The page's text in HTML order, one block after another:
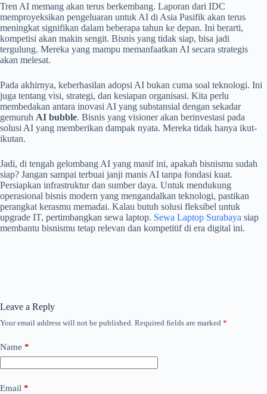
Tren AI memang akan terus berkembang. Laporan dari IDC
memproyeksikan pengeluaran untuk AI di Asia Pasifik akan terus
meningkat signifikan dalam beberapa tahun ke depan. Ini berarti,
kompetisi akan makin sengit. Bisnis yang tidak siap, bisa jadi
tergulung. Mereka yang mampu memanfaatkan AI secara strategis
akan melesat.
Pada akhirnya, keberhasilan adopsi AI bukan cuma soal teknologi. Ini
juga tentang visi, strategi, dan kesiapan organisasi. Kita perlu
membedakan antara inovasi AI yang substansial dengan sekadar
gemuruh AI bubble. Bisnis yang visioner akan berinvestasi pada
solusi AI yang memberikan dampak nyata. Mereka tidak hanya ikut-
ikutan.
Jadi, di tengah gelombang AI yang masif ini, apakah bisnismu sudah
siap? Jangan sampai terbuai janji manis AI tanpa fondasi kuat.
Persiapkan infrastruktur dan sumber daya. Untuk mendukung
operasional bisnis modern yang mengandalkan teknologi, pastikan
perangkat kerasmu memadai. Kalau butuh solusi fleksibel untuk
upgrade IT, pertimbangkan sewa laptop. Sewa Laptop Surabaya siap
membantu bisnismu tetap relevan dan kompetitif di era digital ini.
Leave a Reply
Your email address will not be published. Required fields are marked *
Name *
Email *